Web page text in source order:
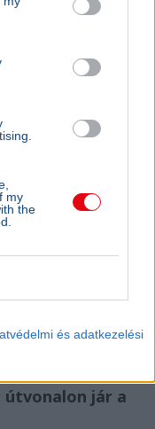
my
the
és adatkezelési
idéztek be
rendőrök az
jár a